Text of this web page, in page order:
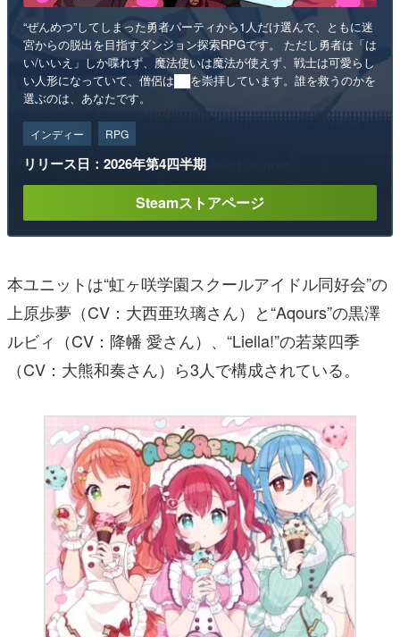
“ぜんめつ”してしまった勇者パーティから1人だけ選んで、ともに迷
宮からの脱出を目指すダンジョン探索RPGです。 ただし勇者は「は
い/いいえ」しか喋れず、魔法使いは魔法が使えず、戦士は可愛らし
い人形になっていて、僧侶は██を崇拝しています。誰を救うのかを
選ぶのは、あなたです。
インディー RPG
リリース日：2026年第4四半期
Steamストアページ
本ユニットは“虹ヶ咲学園スクールアイドル同好会”の
上原歩夢（CV：大西亜玖璃さん）と“Aqours”の黒澤
ルビィ（CV：降幡 愛さん）、“Liella!”の若菜四季
（CV：大熊和奏さん）ら3人で構成されている。